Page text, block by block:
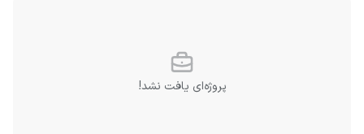
پروژه‌ای یافت نشد!